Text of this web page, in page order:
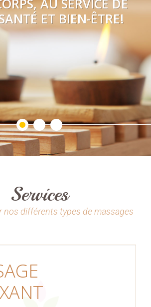
AU SERVICE DE
ET BIEN-ÊTRE!
Services
nos différents types de massages